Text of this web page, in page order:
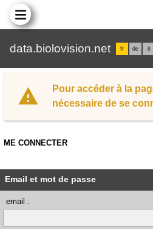
data.biolovision.net fr de it
Pour accéder à la
nécessaire de se
ME CONNECTER
Email et mot de passe
email :